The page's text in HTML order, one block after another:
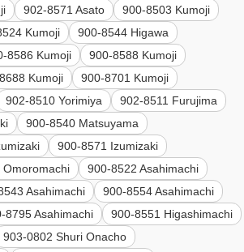
902-8571 Asato
900-8503 Kumoji
Kumoji
900-8544 Higawa
8586 Kumoji
900-8588 Kumoji
Kumoji
900-8701 Kumoji
902-8510 Yorimiya
902-8511 Furujima
900-8540 Matsuyama
900-8571 Izumizaki
Omoromachi
900-8522 Asahimachi
Asahimachi
900-8554 Asahimachi
8795 Asahimachi
900-8551 Higashimachi
903-0802 Shuri Onacho